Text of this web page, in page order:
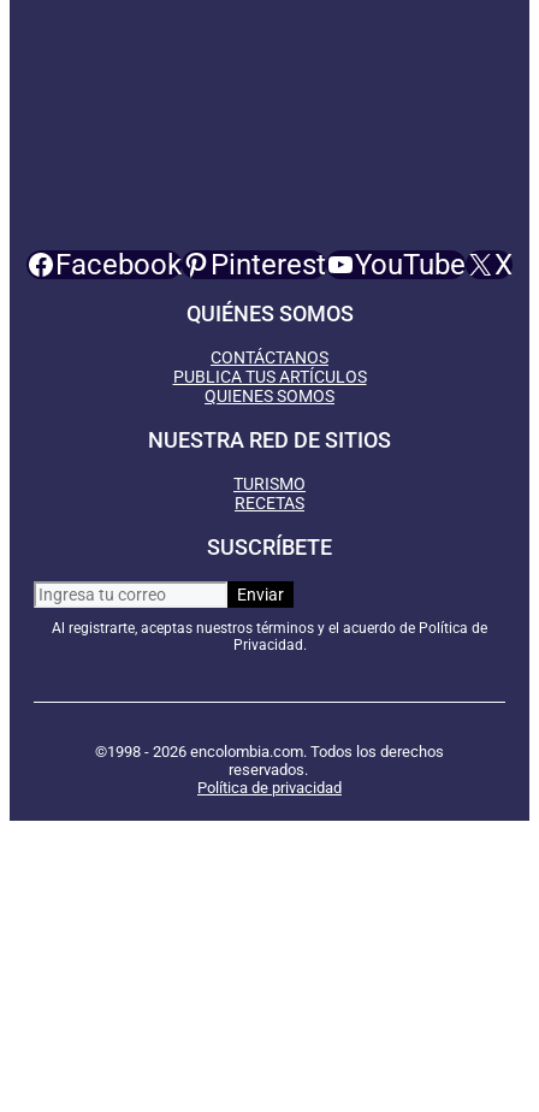
Facebook Pinterest YouTube X
QUIÉNES SOMOS
CONTÁCTANOS
PUBLICA TUS ARTÍCULOS
QUIENES SOMOS
NUESTRA RED DE SITIOS
TURISMO
RECETAS
SUSCRÍBETE
Al registrarte, aceptas nuestros términos y el acuerdo de Política de
Privacidad.
©1998 - 2026 encolombia.com. Todos los derechos
reservados.
Política de privacidad